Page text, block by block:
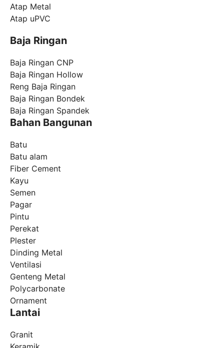
Atap Metal
Atap uPVC
Baja Ringan
Baja Ringan CNP
Baja Ringan Hollow
Reng Baja Ringan
Baja Ringan Bondek
Baja Ringan Spandek
Bahan Bangunan
Batu
Batu alam
Fiber Cement
Kayu
Semen
Pagar
Pintu
Perekat
Plester
Dinding Metal
Ventilasi
Genteng Metal
Polycarbonate
Ornament
Lantai
Granit